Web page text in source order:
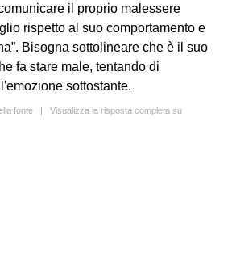
il proprio malessere
rispetto al suo comportamento e
Bisogna sottolineare che è il suo
fa stare male, tentando di
sottostante.
fonte | Visualizza la risposta completa su